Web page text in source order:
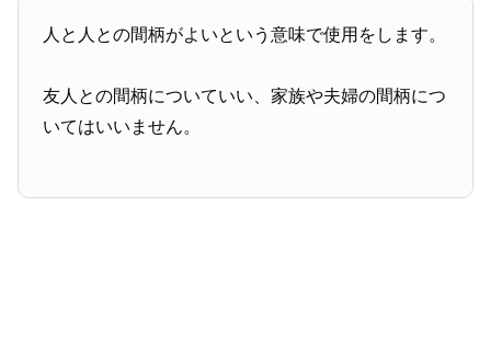
人と人との間柄がよいという意味で使用をします。
友人との間柄についていい、家族や夫婦の間柄につ
いてはいいません。